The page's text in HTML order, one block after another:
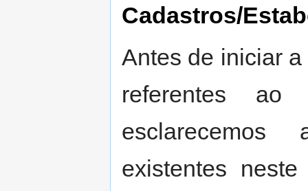
Cadastros/
Antes de iniciar
referentes ao
existentes